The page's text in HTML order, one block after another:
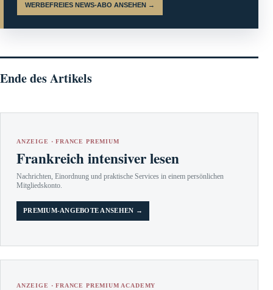
WERBEFREIES NEWS-ABO ANSEHEN →
Ende des Artikels
ANZEIGE · FRANCE PREMIUM
Frankreich intensiver lesen
Nachrichten, Einordnung und praktische Services in einem persönlichen
Mitgliedskonto.
PREMIUM-ANGEBOTE ANSEHEN →
ANZEIGE · FRANCE PREMIUM ACADEMY